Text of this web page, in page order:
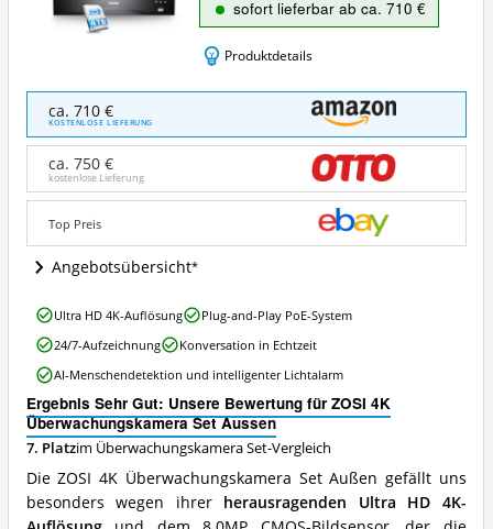
sofort lieferbar ab ca. 710 €
Produktdetails
Überwachungskamera
Aussen
Angebote:
dieses
Überwachungskamera
erhältlich?
ca. 710 €
KOSTENLOSE LIEFERUNG
ca. 750 €
kostenlose Lieferung
Top Preis
Angebotsübersicht
Ergebnis Sehr Gut: Unsere Bewertung für ZOSI 4K
Überwachungskamera Set Aussen
7. Platzim Überwachungskamera Set-Vergleich
Die ZOSI 4K Überwachungskamera Set Außen gefällt uns
besonders wegen ihrer herausragenden Ultra HD 4K-
ZOSI
4K
Überwachungskamera
Set
Aussen
Vorteile:
Was
spricht
für
dieses
Überwachungskamera
Ultra HD 4K-Auflösung
Plug-and-Play PoE-System
24/7-Aufzeichnung
Konversation in Echtzeit
AI-Menschendetektion und intelligenter Lichtalarm